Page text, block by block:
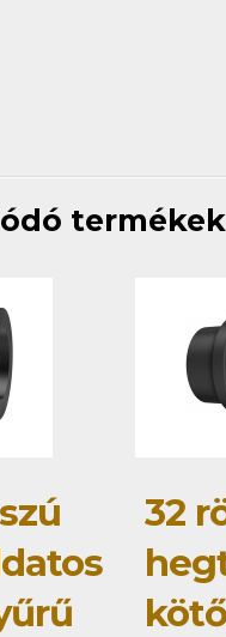
termékek
32